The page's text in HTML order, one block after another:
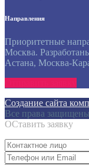
Направления
Приоритетные
Москва.
Астана, Москва-
Создание сайта
Все права
ОСтавить заявку